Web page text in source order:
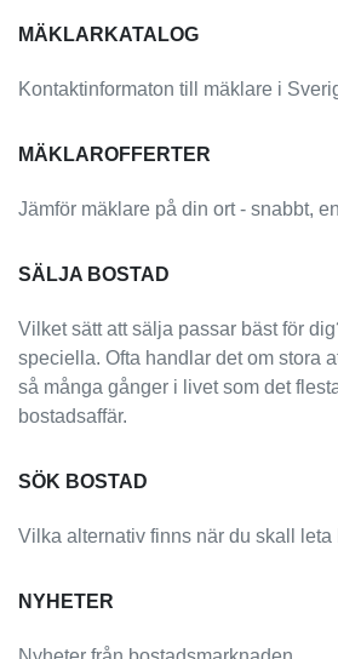
MÄKLARKATALOG
Kontaktinformaton till mäklare i
MÄKLAROFFERTER
Jämför mäklare på din ort - snabbt,
SÄLJA BOSTAD
Vilket sätt att sälja passar bäst för
speciella. Ofta handlar det om stora
så många gånger i livet som det
bostadsaffär.
SÖK BOSTAD
Vilka alternativ finns när du skall leta
NYHETER